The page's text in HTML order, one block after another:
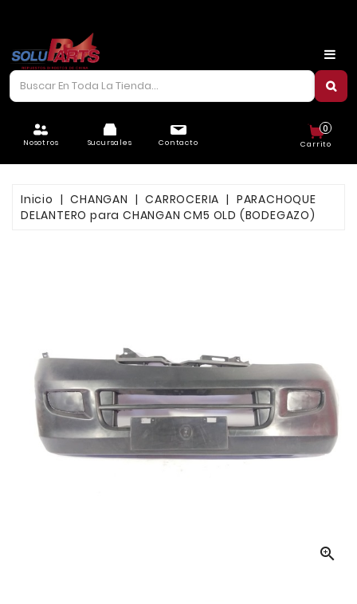
Nosotros Sucursales Contacto Carrito
0
CARROCERÍA
ELÉCTRICO
FRENOS
Inicio CHANGAN CARROCERIA
PARACHOQUE
DELANTERO para CHANGAN CM5 OLD (BODEGAZO)
